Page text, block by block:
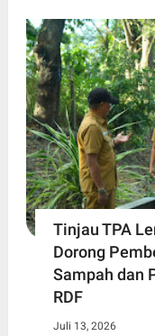
Tinjau TPA
Dorong
Sampah dan
RDF
Juli 13, 2026